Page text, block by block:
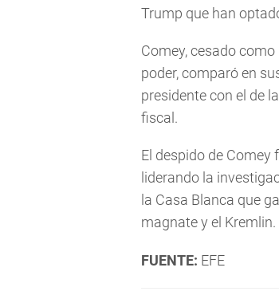
Trump que han
Comey, cesado
poder, comparó en
presidente con el de
fiscal.
El despido de Comey
liderando la
la Casa Blanca que
magnate y el Kremlin.
FUENTE: EFE